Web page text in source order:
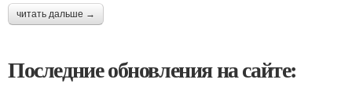
читать дальше →
Последние обновления на сайте: